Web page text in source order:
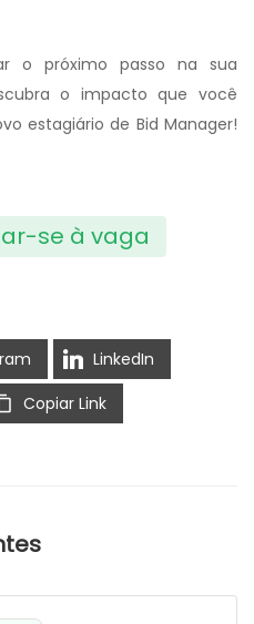
o próximo passo na sua
o impacto que você
estagiário de Bid Manager!
se à vaga
LinkedIn
Copiar Link